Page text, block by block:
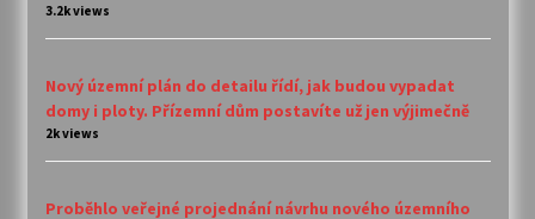
3.2k views
Nový územní plán do detailu řídí, jak budou vypadat
domy i ploty. Přízemní dům postavíte už jen výjimečně
2k views
Proběhlo veřejné projednání návrhu nového územního